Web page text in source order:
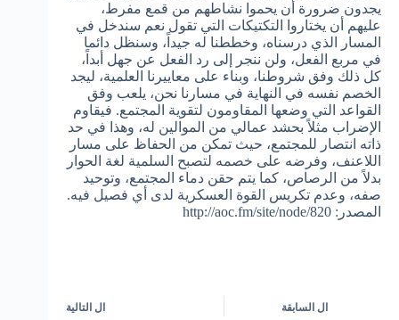
يجدون ضرورة أن يحموا نشاطهم من قمع مفرط،
عليهم أن يختاروا التكتيكات التي تقول نعم سندخل في
المسار الذي درسناه، وخططنا له جيداً، وسنظل دائما
في مربع الفعل، ولن ننجر إلى رد الفعل عن جهل أبداً،
كل ذلك وفق شروطنا، وبناء على معاييرنا العلمية، ليجد
الخصم نفسه في النهاية في مسارنا نحن، يلعب وفق
القواعد التي وضعها المقاومون لتقوية المجتمع. فيقاوم
الإضراب مثلاً بحشد عمالي من الموالين له، وهذا في حد
ذاته انتصار للمجتمع، حيث تمكن من الحفاظ على مسار
اللاعنف، وفرضه على خصمه لتصبح السلمية لغة الحوار
بدلاً من الرصاص، كما يتم حقن دماء المجتمع، وتوحيد
صفه، وعدم تكريس القوة العسكرية لدى أي فصيل فيه.
المصدر: http://aoc.fm/site/node/820
ال السابقة ال التالية